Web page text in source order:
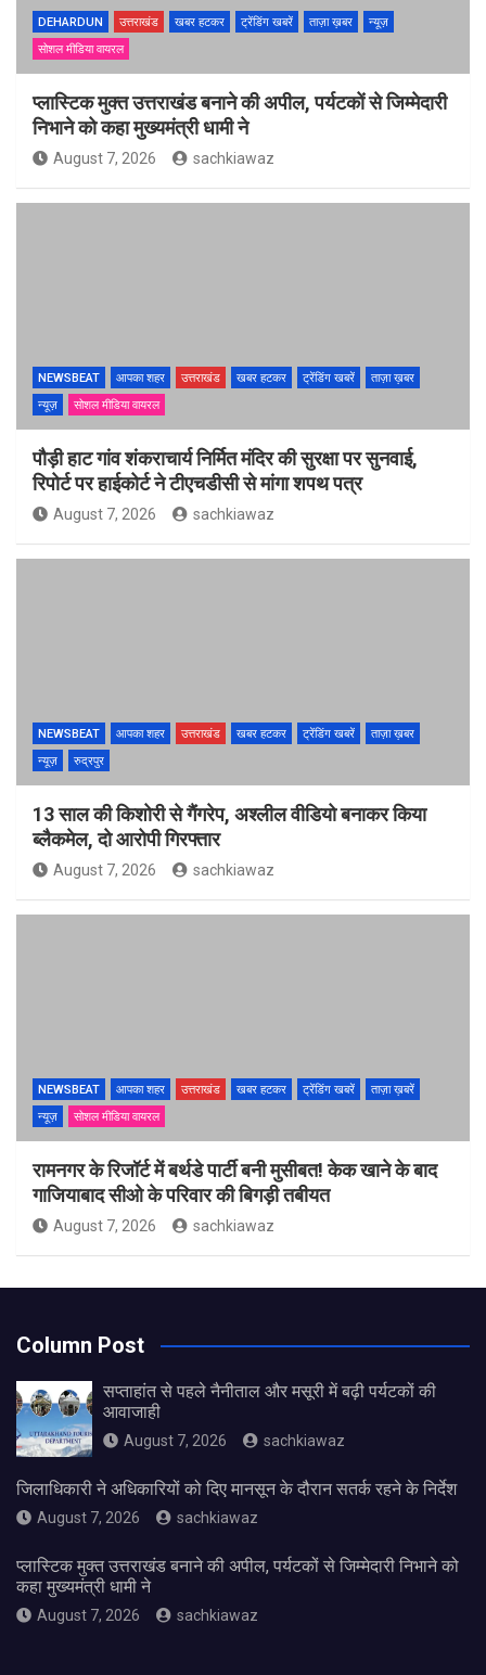
DEHARDUN उत्तराखंड खबर हटकर ट्रेंडिंग खबरें ताज़ा ख़बर
न्यूज़
सोशल मीडिया वायरल
प्लास्टिक मुक्त उत्तराखंड बनाने की अपील, पर्यटकों से जिम्मेदारी
निभाने को कहा मुख्यमंत्री धामी ने
August 7, 2026 sachkiawaz
NEWSBEAT आपका शहर उत्तराखंड खबर हटकर ट्रेंडिंग खबरें
ताज़ा ख़बर
न्यूज़
सोशल मीडिया वायरल
पौड़ी हाट गांव शंकराचार्य निर्मित मंदिर की सुरक्षा पर सुनवाई,
रिपोर्ट पर हाईकोर्ट ने टीएचडीसी से मांगा शपथ पत्र
August 7, 2026 sachkiawaz
NEWSBEAT आपका शहर उत्तराखंड खबर हटकर ट्रेंडिंग खबरें
ताज़ा ख़बर
न्यूज़
रुद्रपुर
13 साल की किशोरी से गैंगरेप, अश्लील वीडियो बनाकर किया
ब्लैकमेल, दो आरोपी गिरफ्तार
August 7, 2026 sachkiawaz
NEWSBEAT आपका शहर उत्तराखंड खबर हटकर ट्रेंडिंग खबरें
ताज़ा ख़बरें
न्यूज़
सोशल मीडिया वायरल
रामनगर के रिजॉर्ट में बर्थडे पार्टी बनी मुसीबत! केक खाने के बाद
गाजियाबाद सीओ के परिवार की बिगड़ी तबीयत
August 7, 2026 sachkiawaz
Column Post
सप्ताहांत से पहले नैनीताल और मसूरी में बढ़ी पर्यटकों की
आवाजाही
August 7, 2026 sachkiawaz
जिलाधिकारी ने अधिकारियों को दिए मानसून के दौरान सतर्क रहने के निर्देश
August 7, 2026 sachkiawaz
प्लास्टिक मुक्त उत्तराखंड बनाने की अपील, पर्यटकों से जिम्मेदारी निभाने को
कहा मुख्यमंत्री धामी ने
August 7, 2026 sachkiawaz